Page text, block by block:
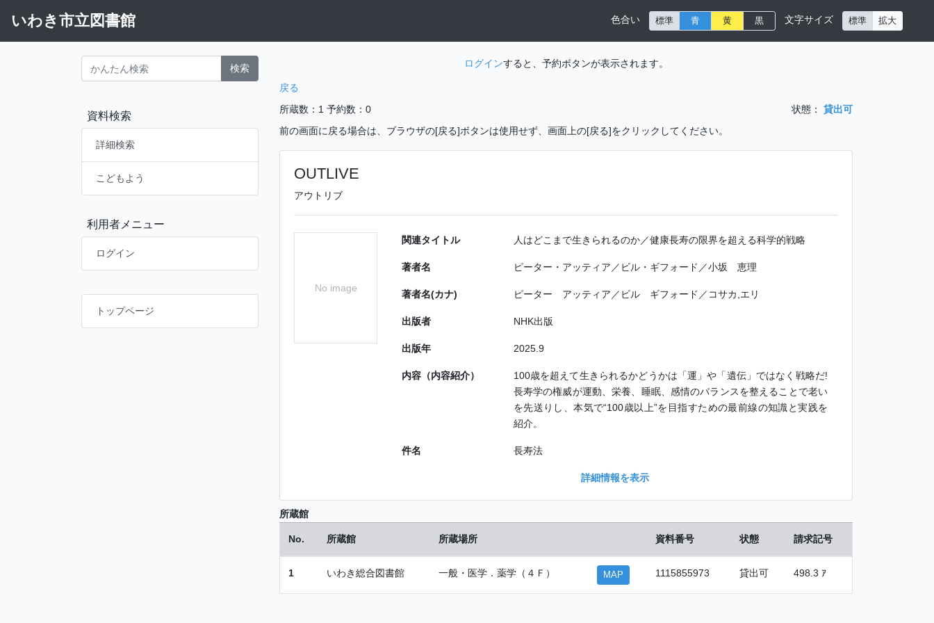
いわき市立図書館 色合い 標準 青 黄 黒 文字サイズ 標準 拡大
検索
資料検索
詳細検索
こどもよう
利用者メニュー
ログイン
トップページ
ログインすると、予約ボタンが表示されます。
戻る
所蔵数：1 予約数：0 状態：
貸出可
前の画面に戻る場合は、ブラウザの[戻る]ボタンは使用せず、画面上の[戻る]をクリックしてください。
OUTLIVE
アウトリブ
No image
関連タイトル 人はどこまで生きられるのか／健康長寿の限界を超える科学的戦略
著者名 ピーター・アッティア／ビル・ギフォード／小坂 恵理
著者名(カナ) ピーター アッティア／ビル ギフォード／コサカ,エリ
出版者 NHK出版
出版年 2025.9
内容（内容紹介）
100歳を超えて生きられるかどうかは「運」や「遺伝」ではなく戦略だ!
長寿学の権威が運動、栄養、睡眠、感情のバランスを整えることで老い
を先送りし、本気で“100歳以上”を目指すための最前線の知識と実践を
紹介。
件名 長寿法
詳細情報を表示
所蔵館
No. 所蔵館 所蔵場所 資料番号 状態 請求記号
1 いわき総合図書館 一般・医学．薬学（４Ｆ） MAP 1115855973 貸出可 498.3 ｱ